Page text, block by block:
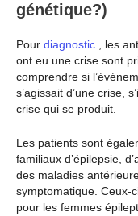
génétique?)
Pour diagnostic , les
ont eu une crise sont
comprendre si
s’agissait d’une crise,
crise qui se produit.
Les patients sont
familiaux d’épilepsie,
des maladies
symptomatique. Ceux-
pour les femmes